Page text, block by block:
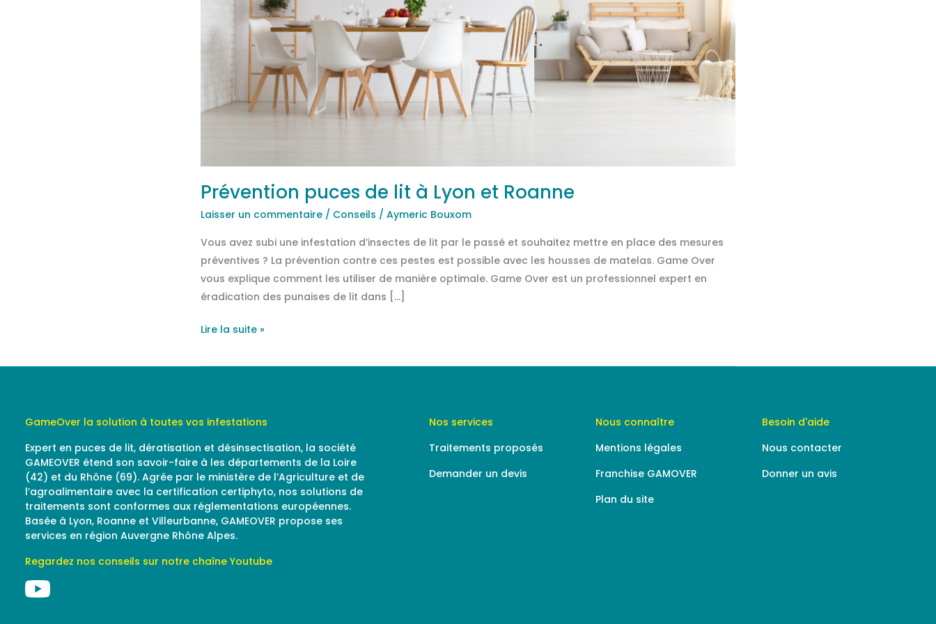
Prévention puces de lit à Lyon et Roanne
Laisser un commentaire / Conseils / Aymeric Bouxom
Vous avez subi une infestation d’insectes de lit par le passé et souhaitez mettre en place des mesures
préventives ? La prévention contre ces pestes est possible avec les housses de matelas. Game Over
vous explique comment les utiliser de manière optimale. Game Over est un professionnel expert en
éradication des punaises de lit dans […]
Roanne
Lire la suite »
GameOver la solution à toutes vos infestations
Expert en puces de lit, dératisation et désinsectisation, la société
GAMEOVER étend son savoir-faire à les départements de la Loire
(42) et du Rhône (69). Agrée par le ministère de l’Agriculture et de
l’agroalimentaire avec la certification certiphyto, nos solutions de
traitements sont conformes aux réglementations européennes.
Basée à Lyon, Roanne et Villeurbanne, GAMEOVER propose ses
services en région Auvergne Rhône Alpes.
Regardez nos conseils sur notre chaîne Youtube
Nos services
Traitements proposés
Demander un devis
Nous connaître
Mentions légales
Franchise GAMOVER
Plan du site
Besoin d'aide
Nous contacter
Donner un avis